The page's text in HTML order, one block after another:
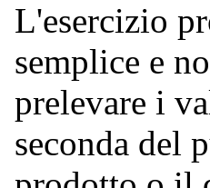
L'esercizio
semplice e
prelevare i
seconda del